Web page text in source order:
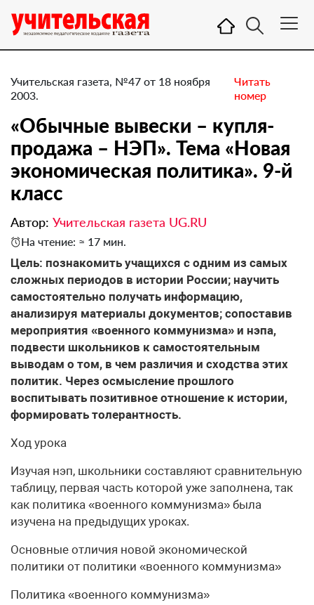
Учительская газета, №47 от 18 ноября
2003.
Читать
номер
«Обычные вывески – купля-
продажа – НЭП». Тема «Новая
экономическая политика». 9-й
класс
Автор: Учительская газета UG.RU
На чтение: ≈ 17 мин.
Цель: познакомить учащихся с одним из самых
сложных периодов в истории России; научить
самостоятельно получать информацию,
анализируя материалы документов; сопоставив
мероприятия «военного коммунизма» и нэпа,
подвести школьников к самостоятельным
выводам о том, в чем различия и сходства этих
политик. Через осмысление прошлого
воспитывать позитивное отношение к истории,
формировать толерантность.
Ход урока
Изучая нэп, школьники составляют сравнительную
таблицу, первая часть которой уже заполнена, так
как политика «военного коммунизма» была
изучена на предыдущих уроках.
Основные отличия новой экономической
политики от политики «военного коммунизма»
Политика «военного коммунизма»